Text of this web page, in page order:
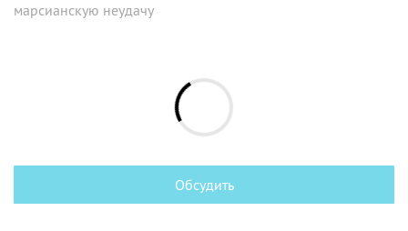
марсианскую неудачу
Обсудить